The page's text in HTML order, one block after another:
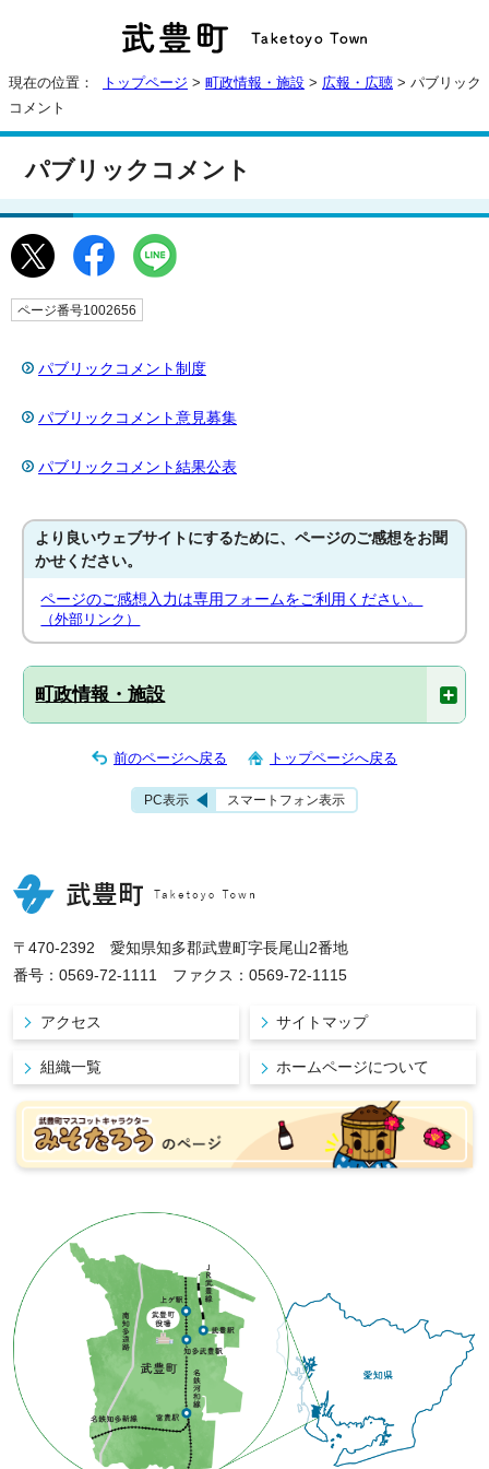
現在の位置： トップページ > 町政情報・施設 > 広報・広聴 > パブリック
コメント
パブリックコメント
ページ番号1002656
パブリックコメント制度
パブリックコメント意見募集
パブリックコメント結果公表
より良いウェブサイトにするために、ページのご感想をお聞
かせください。
ページのご感想入力は専用フォームをご利用ください。
（外部リンク）
町政情報・施設
前のページへ戻る トップページへ戻る
PC表示 スマートフォン表示
〒470-2392 愛知県知多郡武豊町字長尾山2番地
番号：0569-72-1111 ファクス：0569-72-1115
アクセス サイトマップ
組織一覧 ホームページについて